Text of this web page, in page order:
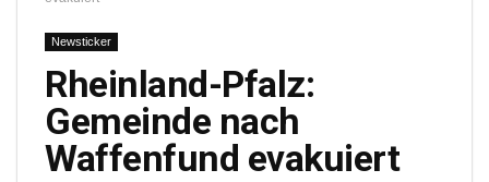
Newsticker
Rheinland-Pfalz:
Gemeinde nach
Waffenfund evakuiert